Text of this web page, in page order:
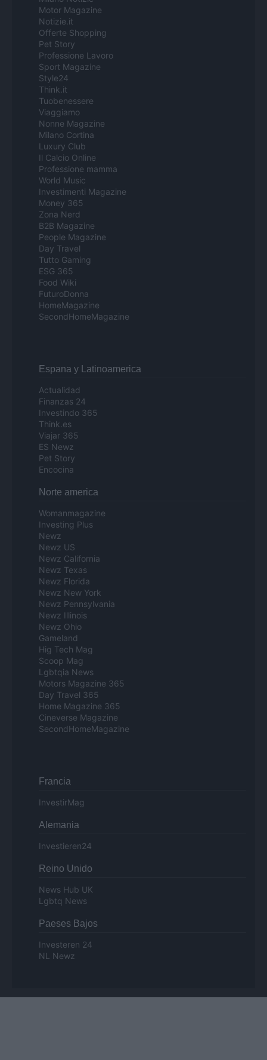
Motor Magazine
Notizie.it
Offerte Shopping
Pet Story
Professione Lavoro
Sport Magazine
Style24
Think.it
Tuobenessere
Viaggiamo
Nonne Magazine
Milano Cortina
Luxury Club
Il Calcio Online
Professione mamma
World Music
Investimenti Magazine
Money 365
Zona Nerd
B2B Magazine
People Magazine
Day Travel
Tutto Gaming
ESG 365
Food Wiki
FuturoDonna
HomeMagazine
SecondHomeMagazine
Espana y Latinoamerica
Actualidad
Finanzas 24
Investindo 365
Think.es
Viajar 365
ES Newz
Pet Story
Encocina
Norte america
Womanmagazine
Investing Plus
Newz
Newz US
Newz California
Newz Texas
Newz Florida
Newz New York
Newz Pennsylvania
Newz Illinois
Newz Ohio
Gameland
Hig Tech Mag
Scoop Mag
Lgbtqia News
Motors Magazine 365
Day Travel 365
Home Magazine 365
Cineverse Magazine
SecondHomeMagazine
Francia
InvestirMag
Alemania
Investieren24
Reino Unido
News Hub UK
Lgbtq News
Paeses Bajos
Investeren 24
NL Newz